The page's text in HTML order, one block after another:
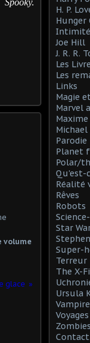
Spooky.
volume
glace
H. P.
Hunger
Intimité
Joe Hill
J. R. R.
Les
Les
Links
Magie
Marvel
Parodie
Planet
Polar/
Qu'est-
Réalité
Rêves
Robots
Star
Super-
Terreur
The X-
Ursula
Zombies
Contact